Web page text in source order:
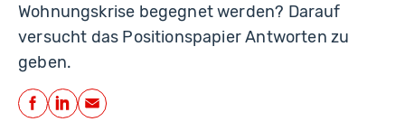
Wohnungskrise begegnet werden? Darauf
versucht das Positionspapier Antworten zu
geben.
Teilen
Facebook
LinkedIn
E-Mail